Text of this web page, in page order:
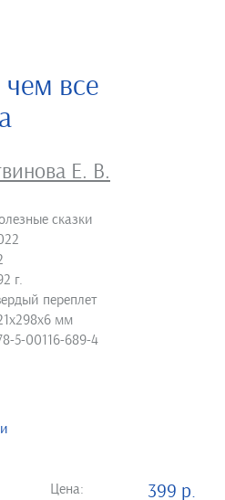
все
Е. В.
сказки
г.
переплет
мм
5-00116-689-4
Цена: 399 р.